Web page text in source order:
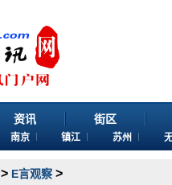
资讯 街区
南京 镇江 苏州
> E言观察 >